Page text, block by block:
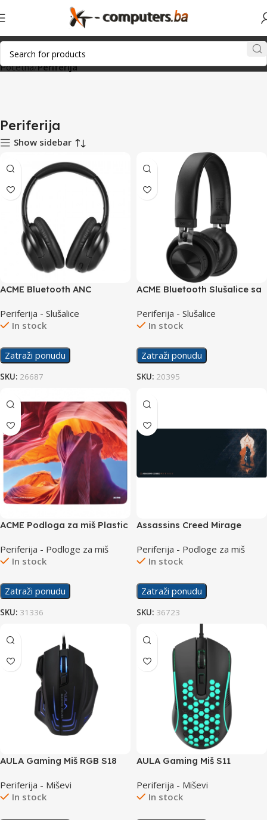
Početna Periferija
Periferija
Show sidebar
ACME Bluetooth ANC
BH316
Periferija - Slušalice
In stock
Zatraži ponudu
SKU: 26687
ACME Bluetooth Slušalice sa
Periferija - Slušalice
In stock
Zatraži ponudu
SKU: 20395
ACME Podloga za miš Plastic
Periferija - Podloge za miš
In stock
Zatraži ponudu
SKU: 31336
Assassins Creed Mirage
Periferija - Podloge za miš
In stock
Zatraži ponudu
SKU: 36723
AULA Gaming Miš RGB S18
Periferija - Miševi
In stock
AULA Gaming Miš S11
Periferija - Miševi
In stock